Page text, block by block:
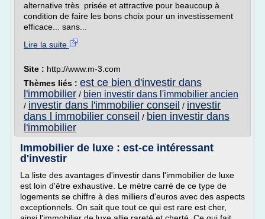
alternative très prisée et attractive pour beaucoup à
condition de faire les bons choix pour un investissement
efficace... sans...
Lire la suite
Site : http://www.m-3.com
Thèmes liés : est ce bien d'investir dans
l'immobilier / bien investir dans l'immobilier ancien
/ investir dans l'immobilier conseil / investir
dans l immobilier conseil / bien investir dans
l'immobilier
Immobilier de luxe : est-ce intéressant
d'investir
La liste des avantages d'investir dans l'immobilier de luxe
est loin d'être exhaustive. Le mètre carré de ce type de
logements se chiffre à des milliers d'euros avec des aspects
exceptionnels. On sait que tout ce qui est rare est cher,